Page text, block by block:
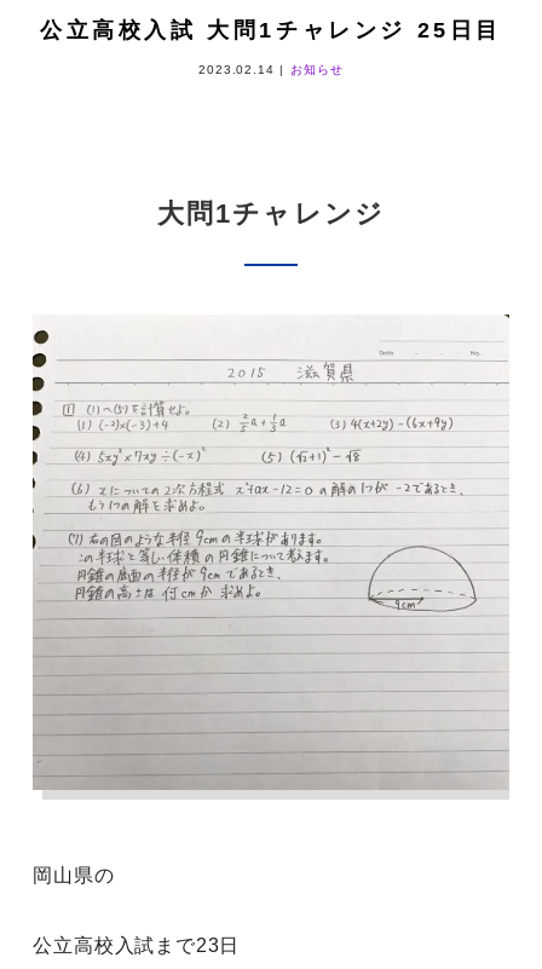
公立高校入試 大問1チャレンジ 25日目
2023.02.14 お知らせ
大問1チャレンジ
岡山県の
公立高校入試まで23日